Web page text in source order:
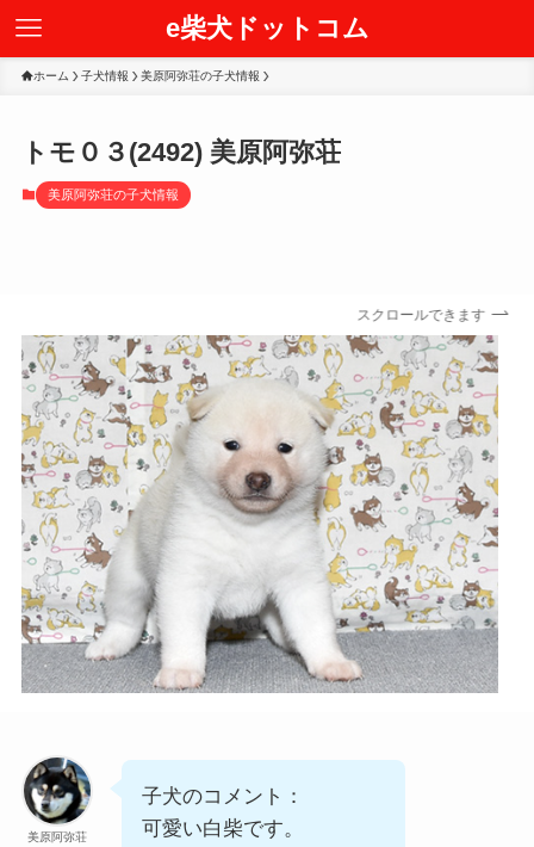
e柴犬ドットコム
ホーム 子犬情報 美原阿弥荘の子犬情報
トモ０３(2492) 美原阿弥荘
美原阿弥荘の子犬情報
スクロールできます
美原阿弥荘
子犬のコメント：
可愛い白柴です。